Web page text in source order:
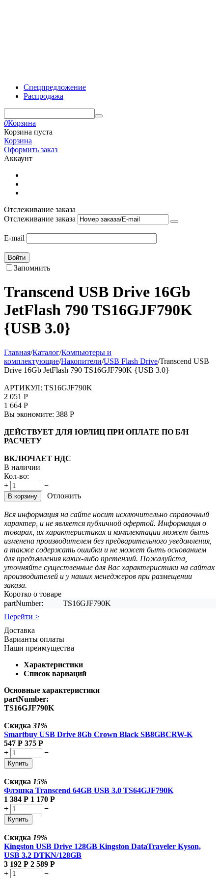
Спецпредложение
Распродажа
0Корзина
Корзина пуста
Корзина
Оформить заказ
Аккаунт
Отслеживание заказа
Отслеживание заказа
E-mail
Войти
Запомнить
Transcend USB Drive 16Gb
JetFlash 790 TS16GJF790K
{USB 3.0}
Главная/Каталог/Компьютеры и
комплектующие/Накопители/USB Flash Drive/Transcend USB
Drive 16Gb JetFlash 790 TS16GJF790K {USB 3.0}
АРТИКУЛ: TS16GJF790K
2 051 Р
1 664 Р
Вы экономите: 388 Р
ДЕЙСТВУЕТ ДЛЯ ЮРЛИЦ ПРИ ОПЛАТЕ ПО Б/Н
РАСЧЕТУ
ВКЛЮЧАЕТ НДС
В наличии
Кол-во:
+
−
В корзину Отложить
Вся информация на сайте носит исключительно справочный
характер, и не является публичной офертой. Информация о
товарах, их характеристиках и комплектации может быть
изменена производителем без предварительного уведомления,
а также содержать ошибки и не может быть основанием
для предъявления каких-либо претензий. Пожалуйста,
уточняйте существенные для Вас характеристики на сайтах
производителей и у наших менеджеров при размещении
заказа.
Коротко о товаре
partNumber:
TS16GJF790K
Перейти >
Доставка
Варианты оплаты
Наши преимущества
Характеристики
Список вариаций
Основные характеристики
partNumber:
TS16GJF790K
Скидка 31%
Smartbuy USB Drive 8Gb Crown Black SB8GBCRW-K
547 Р 375 Р
+
−
Купить
Скидка 15%
Флэшка Transcend 64GB USB 3.0 TS64GJF790K
1 384 Р 1 170 Р
+
−
Купить
Скидка 19%
Kingston USB Drive 128GB Kingston DataTraveler Kyson,
USB 3.2 DTKN/128GB
3 192 Р 2 589 Р
+
−